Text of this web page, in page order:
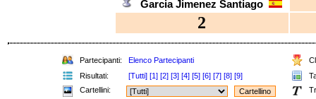
Garcia Jimenez Santiago
2
Partecipanti: Elenco Partecipanti
Risultati:
[Tutti] [1] [2] [3] [4] [5] [6] [7] [8] [9]
Cartellini: